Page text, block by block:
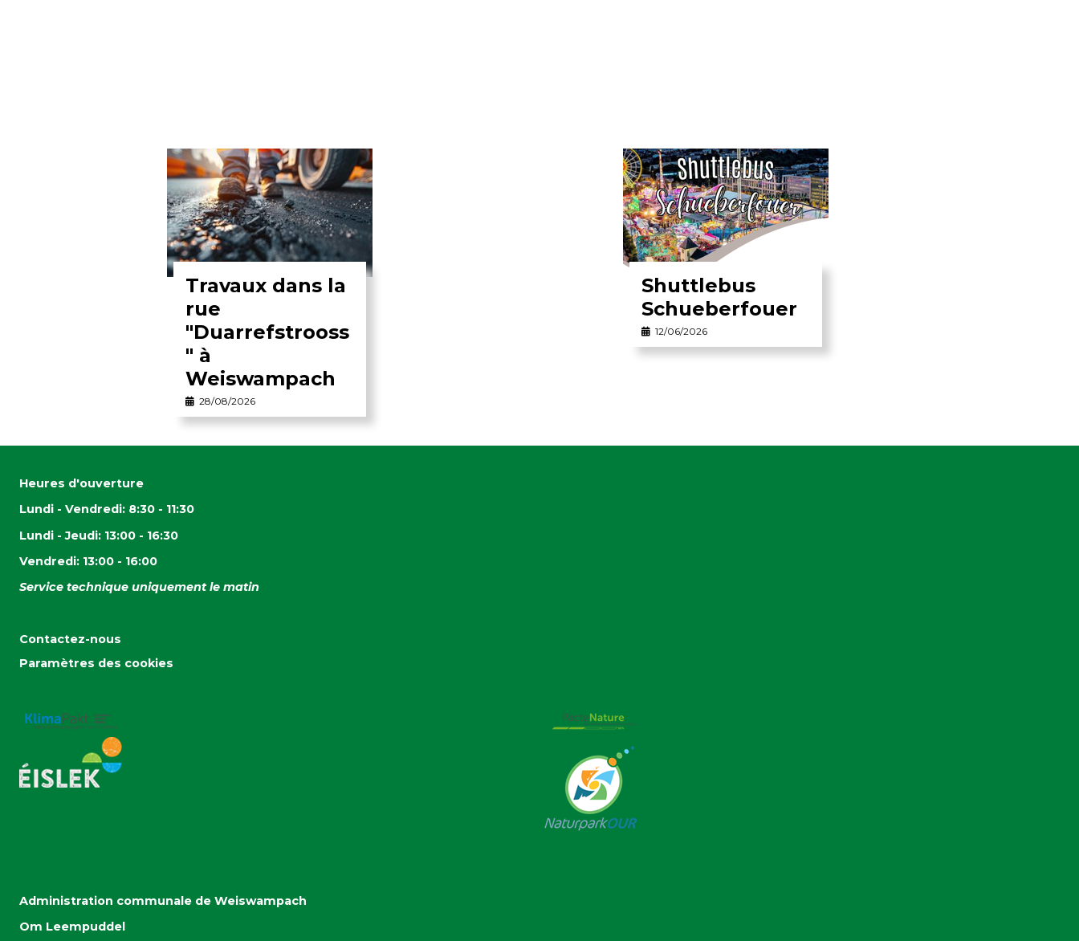
Travaux dans la
rue
"Duarrefstrooss
" à
Weiswampach
28/08/2026
Shuttlebus
Schueberfouer
12/06/2026
Administration communale de Weiswampach
Om Leempuddel
Heures d'ouverture
Lundi - Vendredi: 8:30 - 11:30
Lundi - Jeudi: 13:00 - 16:30
Vendredi: 13:00 - 16:00
Service technique uniquement le matin
Contactez-nous
Paramètres des cookies